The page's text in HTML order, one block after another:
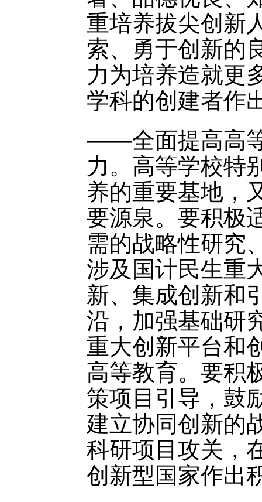
重培养拔尖创新
索、勇于创新的
力为培养造就更
学科的创建者作
——全面提高高
力。高等学校特
养的重要基地，
要源泉。要积极
需的战略性研究
涉及国计民生重
新、集成创新和
沿，加强基础研
重大创新平台和
高等教育。要积
策项目引导，鼓
建立协同创新的
科研项目攻关，
创新型国家作出